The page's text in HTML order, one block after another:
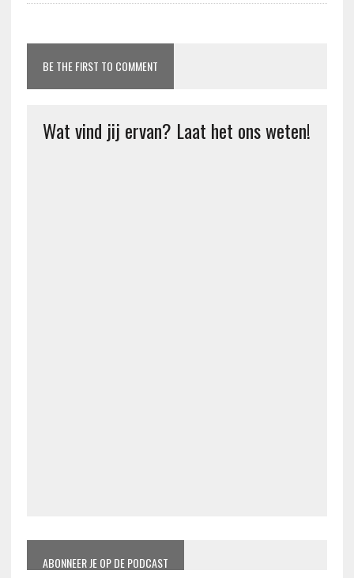
BE THE FIRST TO COMMENT
Wat vind jij ervan? Laat het ons weten!
ABONNEER JE OP DE PODCAST